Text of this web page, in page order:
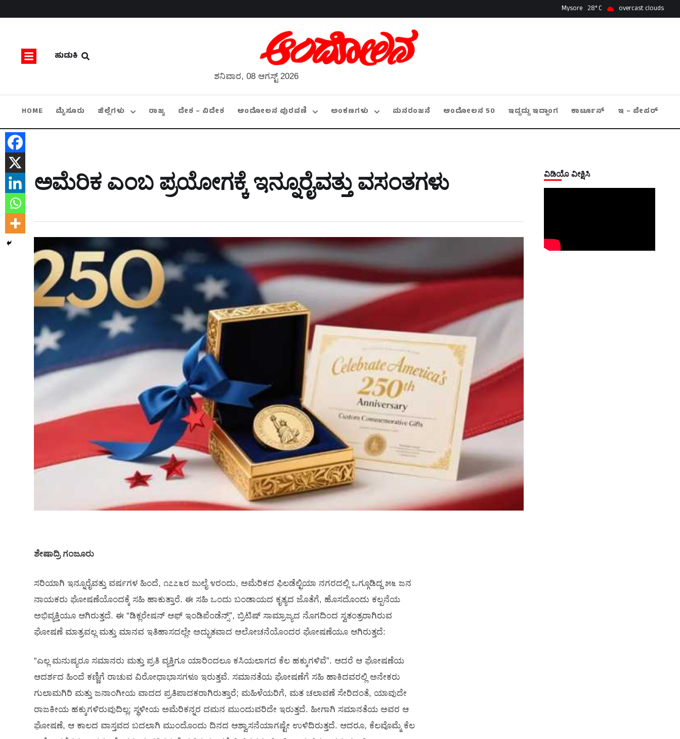
Mysore 28 overcast clouds
ಹುಡುಕಿ
ಶನಿವಾರ, 08 ಆಗಸ್ಟ್ 2026
HOME ಮೈಸೂರು ಜಿಲ್ಲೆಗಳು ರಾಜ್ಯ ದೇಶ – ವಿದೇಶ ಆಂದೋಲನ ಪುರವಣಿ ಅಂಕಣಗಳು ಮನರಂಜನೆ ಆಂದೋಲನ 50 ಇದ್ದದ್ದು ಇದ್ಹಾಂಗ ಕಾರ್ಟೂನ್ ಇ – ಪೇಪರ್
ಅಮೆರಿಕ ಎಂಬ ಪ್ರಯೋಗಕ್ಕೆ ಇನ್ನೂರೈವತ್ತು ವಸಂತಗಳು
ಶೇಷಾದ್ರಿ ಗಂಜೂರು
ಸರಿಯಾಗಿ ಇನ್ನೂರೈವತ್ತು ವರ್ಷಗಳ ಹಿಂದೆ, ೧೭೭೬ರ ಜುಲೈ ೪ರಂದು, ಅಮೆರಿಕದ ಫಿಲಡೆಲ್ಛಿಯಾ ನಗರದಲ್ಲಿ ಒಗ್ಗೂಡಿದ್ದ ೫೬ ಜನ
ನಾಯಕರು ಘೋಷಣೆಯೊಂದಕ್ಕೆ ಸಹಿ ಹಾಕುತ್ತಾರೆ. ಈ ಸಹಿ ಒಂದು ಬಂಡಾಯದ ಕೃತ್ಯದ ಜೊತೆಗೆ, ಹೊಸದೊಂದು ಕಲ್ಪನೆಯ
ಅಭಿವ್ಯಕ್ತಿಯೂ ಆಗಿರುತ್ತದೆ. ಈ “ಡಿಕ್ಲರೇಷನ್ ಆಫ್ ಇಂಡಿಪೆಂಡೆನ್ಸ್”, ಬ್ರಿಟಿಷ್ ಸಾಮ್ರಾಜ್ಯದ ನೊಗದಿಂದ ಸ್ವತಂತ್ರರಾಗಿರುವ
ಘೋಷಣೆ ಮಾತ್ರವಲ್ಲ ಮತ್ತು ಮಾನವ ಇತಿಹಾಸದಲ್ಲೇ ಅದ್ಭುತವಾದ ಆಲೋಚನೆಯೊಂದರ ಘೋಷಣೆಯೂ ಆಗಿರುತ್ತದೆ:
“ಎಲ್ಲ ಮನುಷ್ಯರೂ ಸಮಾನರು ಮತ್ತು ಪ್ರತಿ ವ್ಯಕ್ತಿಗೂ ಯಾರಿಂದಲೂ ಕಸಿಯಲಾಗದ ಕೆಲ ಹಕ್ಕುಗಳಿವೆ”. ಆದರೆ ಆ ಘೋಷಣೆಯ
ಆದರ್ಶದ ಹಿಂದೆ ಕಣ್ಣಿಗೆ ರಾಚುವ ವಿರೋಧಾಭಾಸಗಳೂ ಇರುತ್ತವೆ. ಸಮಾನತೆಯ ಘೋಷಣೆಗೆ ಸಹಿ ಹಾಕಿದವರಲ್ಲಿ ಅನೇಕರು
ಗುಲಾಮಗಿರಿ ಮತ್ತು ಜನಾಂಗೀಯ ವಾದದ ಪ್ರತಿಪಾದಕರಾಗಿರುತ್ತಾರೆ; ಮಹಿಳೆಯರಿಗೆ, ಮತ ಚಲಾವಣೆ ಸೇರಿದಂತೆ, ಯಾವುದೇ
ರಾಜಕೀಯ ಹಕ್ಕುಗಳಿರುವುದಿಲ್ಲ; ಸ್ಥಳೀಯ ಅಮೆರಿಕನ್ನರ ದಮನ ಮುಂದುವರಿದೇ ಇರುತ್ತದೆ. ಹೀಗಾಗಿ ಸಮಾನತೆಯ ಅವರ ಆ
ಘೋಷಣೆ, ಆ ಕಾಲದ ವಾಸ್ತವದ ಬದಲಾಗಿ ಮುಂದೊಂದು ದಿನದ ಆಶ್ವಾಸನೆಯಾಗಷ್ಟೇ ಉಳಿದಿರುತ್ತದೆ. ಆದರೂ, ಕೆಲವೊಮ್ಮೆ ಕೆಲ
ವಿಡಿಯೊ ವೀಕ್ಷಿಸಿ